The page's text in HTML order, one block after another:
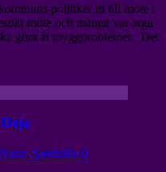
politiker in till möte i
möte och många var arga
göra åt myggproblemet. Det
, Samhälle 0